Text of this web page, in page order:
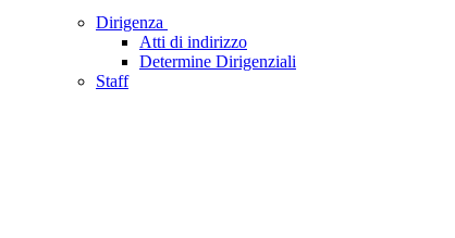
Dirigenza
Atti di indirizzo
Determine Dirigenziali
Staff